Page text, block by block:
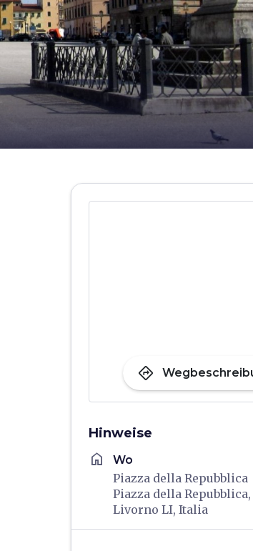
directions
Hinweise
home Wo
Piazza della Repubblica
Piazza della Repubblica,
Livorno LI, Italia